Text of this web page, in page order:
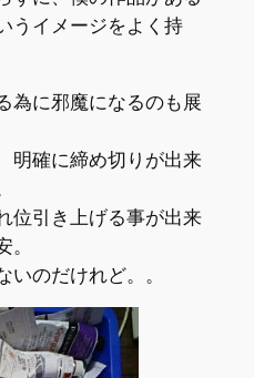
うイメージをよく持
為に邪魔になるのも展
明確に締め切りが出来
位引き上げる事が出来
のだけれど。。